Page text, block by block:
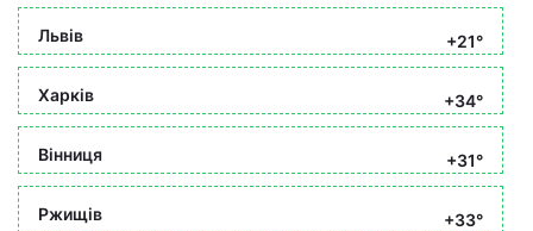
Львів +21°
Харків +34°
Вінниця +31°
Ржищів +33°